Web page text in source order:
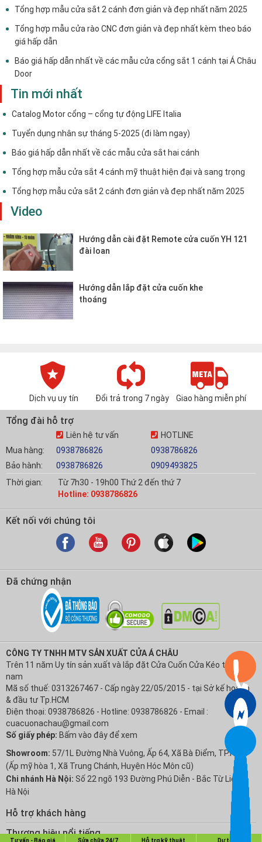
Tổng hợp mẫu cửa sắt 2 cánh đơn giản và đẹp nhất năm 2025
Tổng hợp mẫu cửa rào CNC đơn giản và đẹp nhất kèm theo báo
giá hấp dẫn
Báo giá hấp dẫn nhất về các mẫu cửa cổng sắt 1 cánh tại Á Châu
Door
Tin mới nhất
Catalog Motor cổng – cổng tự động LIFE Italia
Tuyển dụng nhân sự tháng 5-2025 (đi làm ngay)
Báo giá hấp dẫn nhất về các mẫu cửa sắt hai cánh
Tổng hợp mẫu cửa sắt 4 cánh mỹ thuật hiện đại và sang trọng
Tổng hợp mẫu cửa sắt 2 cánh đơn giản và đẹp nhất năm 2025
Video
Hướng dẫn cài đặt Remote cửa cuốn YH 121
đài loan
Hướng dẫn lắp đặt cửa cuốn khe
thoáng
Dịch vụ uy tín Đổi trả trong 7 ngày Giao hàng miễn phí
Tổng đài hỗ trợ
Mua hàng:
Bảo hành:
Liên hệ tư vấn
0938786826
0938786826
HOTLINE
0938786826
0909493825
Thời gian:
Từ 7h30 - 19h00 Thứ 2 đến thứ 7
Hotline: 0938786826
Kết nối với chúng tôi
Đã chứng nhận
CÔNG TY TNHH MTV SẢN XUẤT CỬA Á CHÂU
Trên 11 năm Uy tín sản xuất và lắp đặt Cửa Cuốn Cửa Kéo tại Việt
nam
Mã số thuế: 0313267467 - Cấp ngày 22/05/2015 - tại Sở kế hoạch
& đầu tư Tp.HCM
Điện thoại: 0938786826 - Hotline: 0938786826 - Email :
cuacuonachau@gmail.com
Số giấy phép: Bấm vào đây để xem
Showroom: 57/1L Đường Nhà Vuông, Ấp 64, Xã Bà Điểm, TP.HCM
(Ấp mỹ hòa 1, Xã Trung Chánh, Huyện Hóc Môn cũ)
Chi nhánh Hà Nội: Số 22 ngõ 193 Đường Phú Diễn - Bắc Từ Liêm -
Hà Nội
Hỗ trợ khách hàng
Chính sách Bảo hành
Thương hiệu nổi tiếng
Tư vấn - Báo giá Sửa chữa 24/7 Hỗ trợ kỹ thuật Dự toán